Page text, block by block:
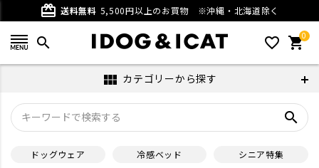
card_giftcard 送料無料 5,500円以上のお買物 ※沖縄・北海道除く
search favorite_outline 0
shopping_cart
view_module カテゴリーから探す
search
ドッグウェア 冷感ベッド
シニア特集